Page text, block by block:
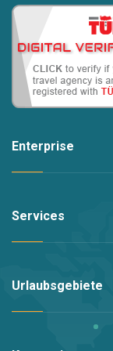
geschätzten
geschätzten
Zusätzliche
dass bei den
am Ausgang
Wir haben
während Ihres
oder Fragen
Enterprise
Services
Urlaubsgebiete